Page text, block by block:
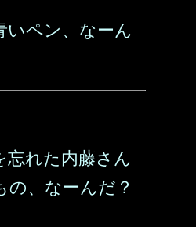
いペン、なーん
忘れた内藤さん
の、なーんだ？